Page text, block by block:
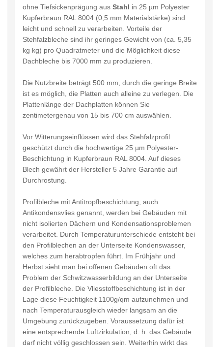
ohne Tiefsickenprägung aus Stahl in 25 µm Polyester
Kupferbraun RAL 8004 (0,5 mm Materialstärke) sind
leicht und schnell zu verarbeiten. Vorteile der
Stehfalzbleche sind ihr geringes Gewicht von (ca. 5,35
kg kg) pro Quadratmeter und die Möglichkeit diese
Dachbleche bis 7000 mm zu produzieren.
Die Nutzbreite beträgt 500 mm, durch die geringe Breite
ist es möglich, die Platten auch alleine zu verlegen. Die
Plattenlänge der Dachplatten können Sie
zentimetergenau von 15 bis 700 cm auswählen.
Vor Witterungseinflüssen wird das Stehfalzprofil
geschützt durch die hochwertige 25 µm Polyester-
Beschichtung in Kupferbraun RAL 8004. Auf dieses
Blech gewährt der Hersteller 5 Jahre Garantie auf
Durchrostung.
Profilbleche mit Antitropfbeschichtung, auch
Antikondensvlies genannt, werden bei Gebäuden mit
nicht isolierten Dächern und Kondensationsproblemen
verarbeitet. Durch Temperaturunterschiede entsteht bei
den Profilblechen an der Unterseite Kondenswasser,
welches zum herabtropfen führt. Im Frühjahr und
Herbst sieht man bei offenen Gebäuden oft das
Problem der Schwitzwasserbildung an der Unterseite
der Profilbleche. Die Vliesstoffbeschichtung ist in der
Lage diese Feuchtigkeit 1100g/qm aufzunehmen und
nach Temperaturausgleich wieder langsam an die
Umgebung zurückzugeben. Voraussetzung dafür ist
eine entsprechende Luftzirkulation, d. h. das Gebäude
darf nicht völlig geschlossen sein. Weiterhin wirkt das